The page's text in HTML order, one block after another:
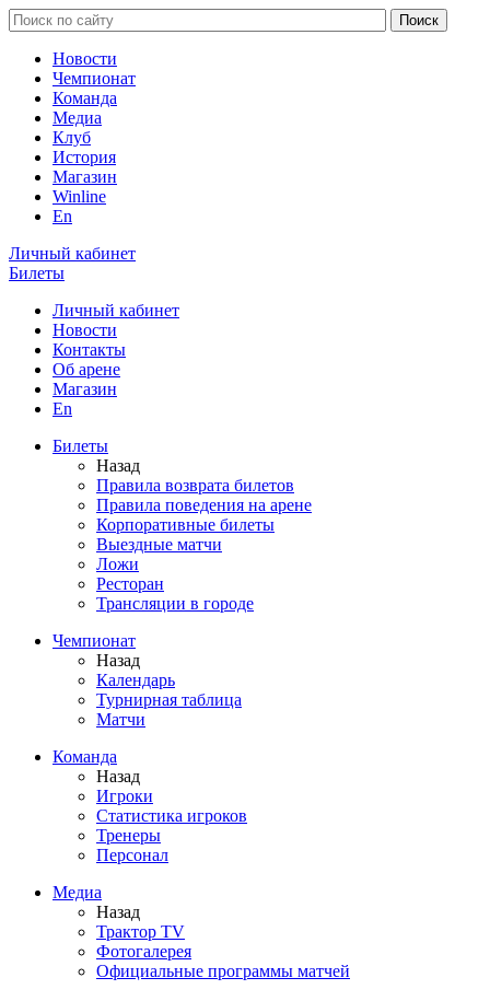
Новости
Чемпионат
Команда
Медиа
Клуб
История
Магазин
Winline
En
Личный кабинет
Билеты
Личный кабинет
Новости
Контакты
Об арене
Магазин
En
Билеты
Назад
Правила возврата билетов
Правила поведения на арене
Корпоративные билеты
Выездные матчи
Ложи
Ресторан
Трансляции в городе
Чемпионат
Назад
Календарь
Турнирная таблица
Матчи
Команда
Назад
Игроки
Статистика игроков
Тренеры
Персонал
Медиа
Назад
Трактор TV
Фотогалерея
Официальные программы матчей